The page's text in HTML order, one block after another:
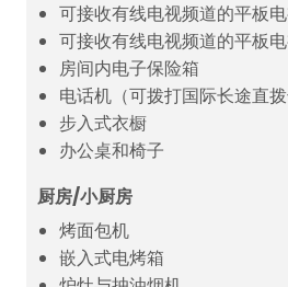
可接收有线电视频道的平板
可接收有线电视频道的平板电
房间内电子保险箱
电话机（可拨打国际长途直拨
步入式衣橱
办公桌和椅子
厨房/小厨房
烤面包机
嵌入式电烤箱